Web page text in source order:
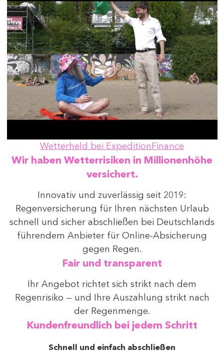
Wetterheld bei ExpeditionFinance
Wir haben Wetterrisiken in Millionenhöhe
versichert.
Innovativ und zuverlässig seit 2019:
Regenversicherung für Ihren nächsten Urlaub
schnell und sicher abschließen bei Deutschlands
führendem Anbieter für Online-Absicherung
gegen Regen.
Fair und transparent
Ihr Angebot richtet sich strikt nach dem
Regenrisiko — und Ihre Auszahlung strikt nach
der Regenmenge.
Kundenfreundlich bei jedem Schritt
Schnell und einfach abschließen